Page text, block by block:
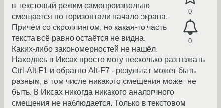
0
0
в текстовый режим самопроизвольно
смещается по горизонтали начало экрана.
Причём со скроллингом, но какая-то часть
текста всё равно остаётся не видна.
Каких-либо закономерностей не нашёл.
Находясь в Иксах просто могу несколько раз нажать
Ctrl-Alt-F1 и обратно Alt-F7 - результат может быть
разным, в том числе никакого смещения может не
быть. В Иксах никогда никакого аналогчного
смещения не наблюдается. Только в текстовом